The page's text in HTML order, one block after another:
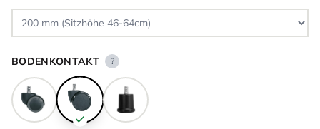
BODENKONTAKT ?